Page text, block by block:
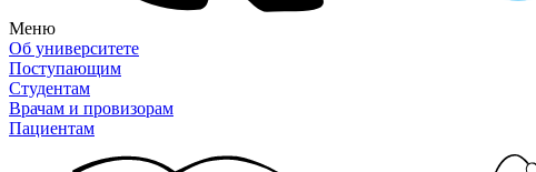
Меню
Об университете
Поступающим
Студентам
Врачам и провизорам
Пациентам